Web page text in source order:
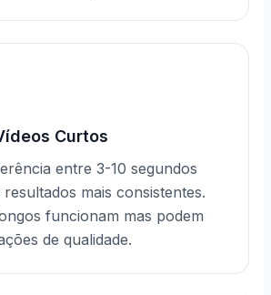
Curtos
entre 3-10 segundos
mais consistentes.
funcionam mas podem
de qualidade.